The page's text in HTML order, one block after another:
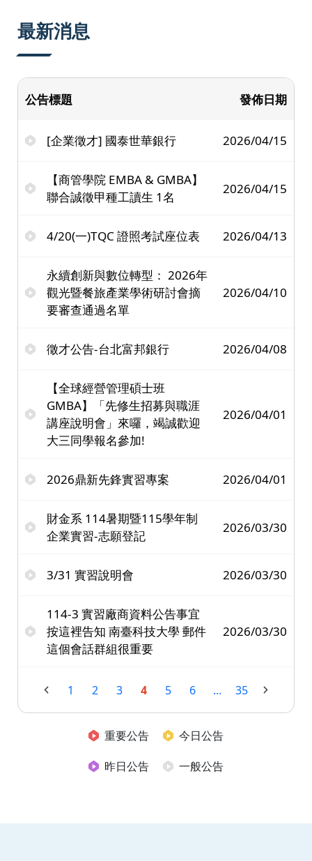
最新消息
公告標題 發佈日期
[企業徵才] 國泰世華銀行 2026/04/15
【商管學院 EMBA & GMBA】
聯合誠徵甲種工讀生 1名
2026/04/15
4/20(一)TQC 證照考試座位表 2026/04/13
永續創新與數位轉型： 2026年
觀光暨餐旅產業學術研討會摘
要審查通過名單
2026/04/10
徵才公告-台北富邦銀行 2026/04/08
【全球經營管理碩士班
GMBA】「先修生招募與職涯
講座說明會」來囉，竭誠歡迎
大三同學報名參加!
2026/04/01
2026鼎新先鋒實習專案 2026/04/01
財金系 114暑期暨115學年制
企業實習-志願登記
2026/03/30
3/31 實習說明會 2026/03/30
114-3 實習廠商資料公告事宜
按這裡告知 南臺科技大學 郵件
這個會話群組很重要
2026/03/30
1 2 3 4 5 6 ... 35
重要公告
今日公告
昨日公告
一般公告